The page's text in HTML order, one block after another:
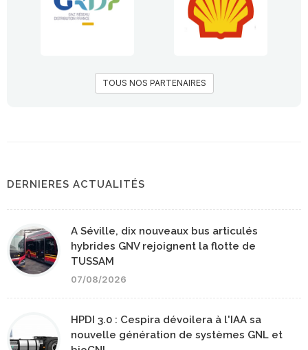
TOUS NOS PARTENAIRES
DERNIERES ACTUALITÉS
A Séville, dix nouveaux bus articulés
hybrides GNV rejoignent la flotte de
TUSSAM
07/08/2026
HPDI 3.0 : Cespira dévoilera à l'IAA sa
nouvelle génération de systèmes GNL et